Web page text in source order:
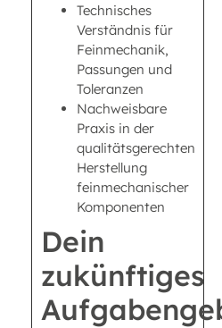
Technisches
Verständnis für
Feinmechanik,
Passungen und
Toleranzen
Nachweisbare
Praxis in der
qualitätsgerechten
Herstellung
feinmechanischer
Komponenten
Dein
zukünftiges